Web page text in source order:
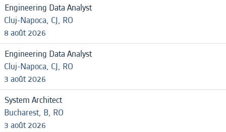
Engineering Data Analyst
Cluj-Napoca, CJ, RO
8 août 2026
Engineering Data Analyst
Cluj-Napoca, CJ, RO
3 août 2026
System Architect
Bucharest, B, RO
3 août 2026